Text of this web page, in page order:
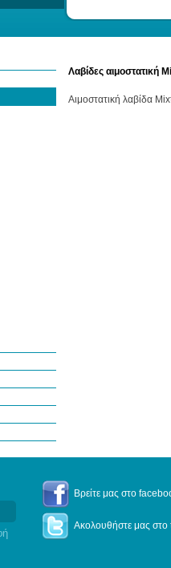
Λαβίδες αιμοστατική
Αιμοστατική λαβίδα
Βρείτε μας στο
Ακολουθήστε μας στο